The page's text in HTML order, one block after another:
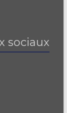
sociaux